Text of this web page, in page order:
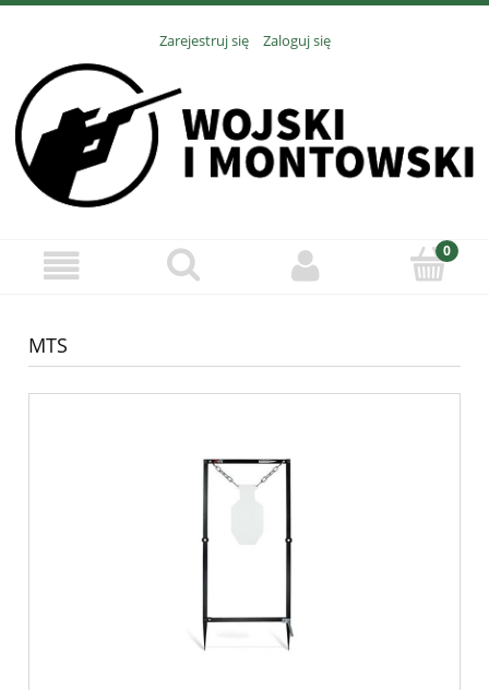
Zarejestruj się Zaloguj się
MTS